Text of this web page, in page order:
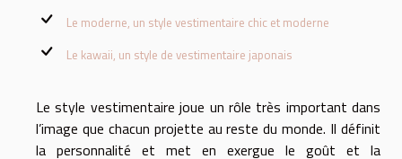
Le moderne, un style vestimentaire chic et moderne
Le kawaii, un style de vestimentaire japonais
Le style vestimentaire joue un rôle très important dans
l’image que chacun projette au reste du monde. Il définit
la personnalité et met en exergue le goût et la